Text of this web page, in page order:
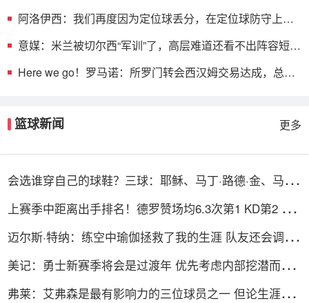
阿洛伊西：我们再度因为定位球丢分，在定位球防守上犯
意媒：米兰被切尔西“军训”了，高层难道还看不出阵容短
Here we go！罗马诺：所罗门转会西汉姆交易达成，总价
篮球新闻 更多
会选谁穿自己的球鞋？三球：耶稣、马丁·路德·金、马尔
上赛季中距离出手排名！德罗赞场均6.3次第1 KD第2 英
迈尔斯·特纳：练空中瑜伽拯救了我的生涯 队友还会调侃
美记：勇士新赛季将会是过渡年 优先考虑内部挖潜而非
弗莱：艾弗森是最有影响力的三位球员之一 但论生涯成